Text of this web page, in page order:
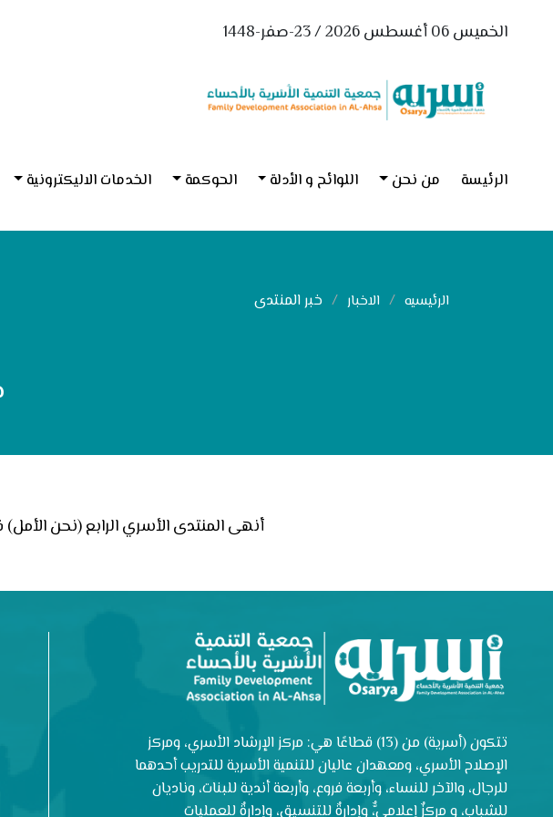
الخميس 06 أغسطس 2026 / 23-صفر-1448
الرئيسة من نحن اللوائح و الأدلة الحوكمة الخدمات الاليكترونية
الرئيسيه الاخبار خبر المنتدى
أنهى المنتدى الأسري الرابع (نحن الأمل) فعالياته بحضور
تتكون (أسرية) من (13) قطاعًا هي: مركز الإرشاد الأسري، ومركز
الإصلاح الأسري، ومعهدان عاليان للتنمية الأسرية للتدريب أحدهما
للرجال، والآخر للنساء، وأربعة فروع، وأربعة أندية للبنات، وناديان
للشباب، و مركزٌ إعلاميٌّ، وإدارةٌ للتنسيق، وإدارةٌ للعمليات